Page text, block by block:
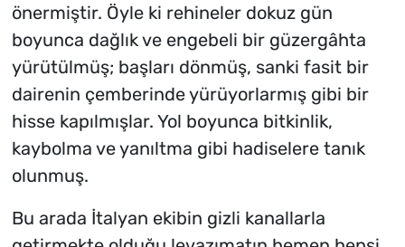
önermiştir. Öyle ki rehineler dokuz gün
boyunca dağlık ve engebeli bir güzergâhta
yürütülmüş; başları dönmüş, sanki fasit bir
dairenin çemberinde yürüyorlarmış gibi bir
hisse kapılmışlar. Yol boyunca bitkinlik,
kaybolma ve yanıltma gibi hadiselere tanık
olunmuş.
Bu arada İtalyan ekibin gizli kanallarla